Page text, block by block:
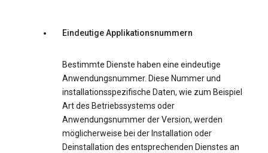
Eindeutige Applikationsnummern
Bestimmte Dienste haben eine eindeutige
Anwendungsnummer. Diese Nummer und
installationsspezifische Daten, wie zum Beispiel
Art des Betriebssystems oder
Anwendungsnummer der Version, werden
möglicherweise bei der Installation oder
Deinstallation des entsprechenden Dienstes an